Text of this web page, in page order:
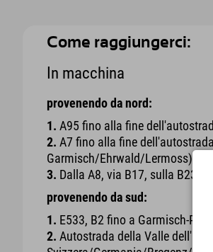
Come raggiungerci:
In macchina
provenendo da nord:
1. A95 fino alla fine
2. A7 fino alla fine
Garmisch/Ehrwald/Lermoss), B23
3. Dalla A8, via B17, sulla B23, B2
provenendo da sud:
1. E533, B2 fino a Garmisch-
2. Autostrada della Valle dell'Inn